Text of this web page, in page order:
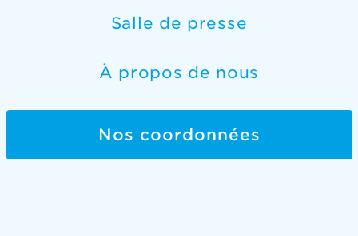
Salle de presse
À propos de nous
Nos coordonnées